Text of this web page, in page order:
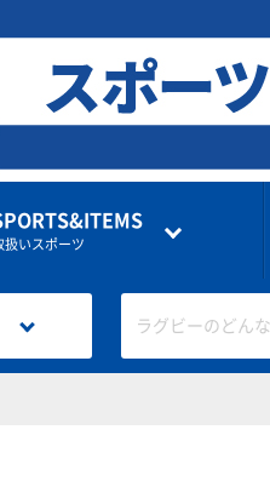
扱いスポーツ
ラグビーのどん